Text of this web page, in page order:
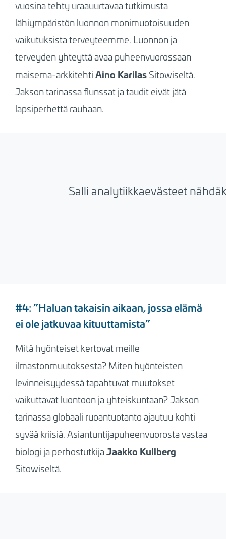
vuosina tehty uraauurtavaa tutkimusta
lähiympäristön luonnon monimuotoisuuden
vaikutuksista terveyteemme. Luonnon ja
terveyden yhteyttä avaa puheenvuorossaan
maisema-arkkitehti Aino KarilasSitowiseltä.
Jakson tarinassa flunssat ja taudit eivät jätä
lapsiperhettä rauhaan.
Salli analytiikkaevästeet
#4: ”Haluan takaisin aikaan, jossa elämä
ei ole jatkuvaa kituuttamista”
Mitä hyönteiset kertovat meille
ilmastonmuutoksesta? Miten hyönteisten
levinneisyydessä tapahtuvat muutokset
vaikuttavat luontoon ja yhteiskuntaan? Jakson
tarinassa globaali ruoantuotanto ajautuu kohti
syvää kriisiä. Asiantuntijapuheenvuorosta vastaa
biologi ja perhostutkijaJaakko Kullberg
Sitowiseltä.